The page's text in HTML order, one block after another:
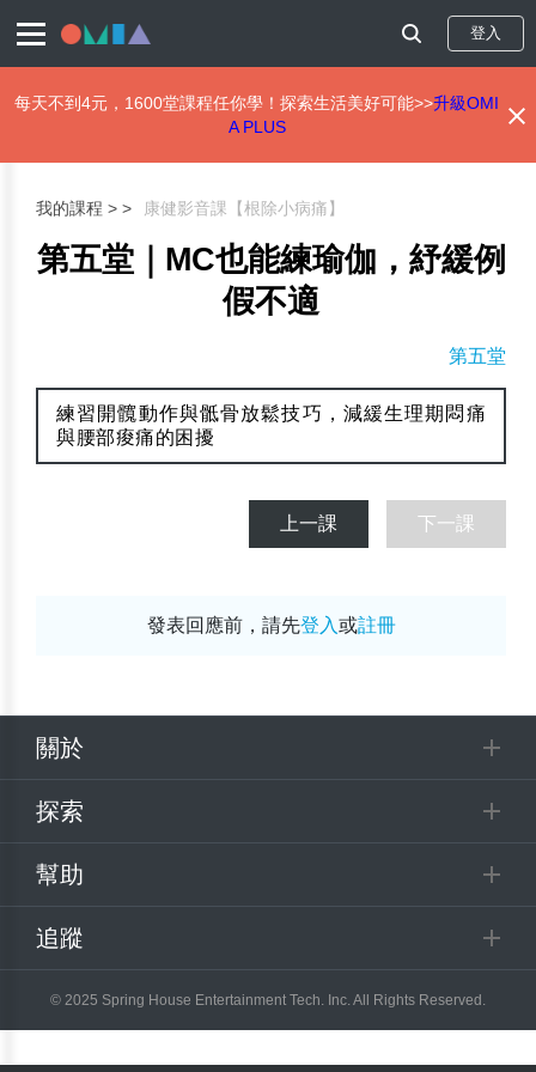
登入
每天不到4元，1600堂課程任你學！探索生活美好可能>>升級OMI
A PLUS
我的課程 > 康健影音課【根除小病痛】
第五堂｜MC也能練瑜伽，紓緩例
假不適
第五堂
練習開髖動作與骶骨放鬆技巧，減緩生理期悶痛
與腰部痠痛的困擾
上一課 下一課
發表回應前，請先登入或註冊
關於
探索
幫助
追蹤
© 2025 Spring House Entertainment Tech. Inc. All Rights Reserved.